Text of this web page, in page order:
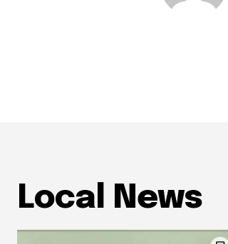
Local News